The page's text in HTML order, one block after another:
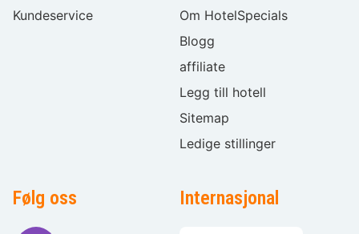
Kundeservice
Om HotelSpecials
Blogg
affiliate
Legg till hotell
Sitemap
Ledige stillinger
Følg oss Internasjonal